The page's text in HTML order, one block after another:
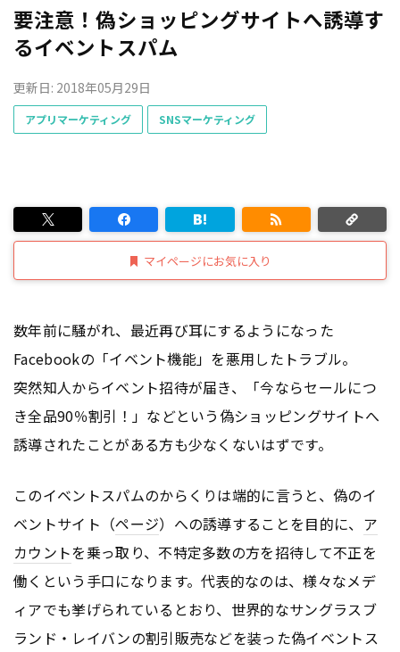
要注意！偽ショッピングサイトへ誘導す
るイベントスパム
更新日: 2018年05月29日
アプリマーケティング SNSマーケティング
マイページにお気に入り
数年前に騒がれ、最近再び耳にするようになった
Facebookの「イベント機能」を悪用したトラブル。
突然知人からイベント招待が届き、「今ならセールにつ
き全品90％割引！」などという偽ショッピングサイトへ
誘導されたことがある方も少なくないはずです。
このイベントスパムのからくりは端的に言うと、偽のイ
ベントサイト（ページ）への誘導することを目的に、 ア
カウントを乗っ取り、不特定多数の方を招待して不正を
働くという手口になります。代表的なのは、様々なメデ
ィアでも挙げられているとおり、世界的なサングラスブ
ランド・レイバンの割引販売などを装った偽イベントス